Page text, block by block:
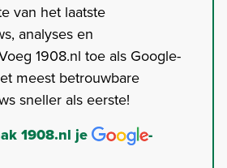
van het laatste
analyses en
1908.nl toe als Google-
meest betrouwbare
sneller als eerste!
1908.nl je
-